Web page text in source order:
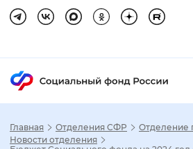
Главная Отделения СФР
Отделение
Новости отделения